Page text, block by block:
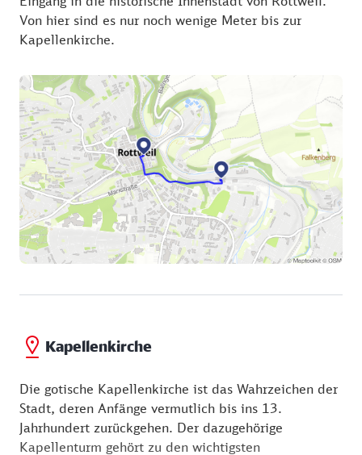
Von hier sind es nur noch wenige Meter bis zur
Kapellenkirche.
Kapellenkirche
Die gotische Kapellenkirche ist das Wahrzeichen der
Stadt, deren Anfänge vermutlich bis ins 13.
Jahrhundert zurückgehen. Der dazugehörige
Kapellenturm gehört zu den wichtigsten